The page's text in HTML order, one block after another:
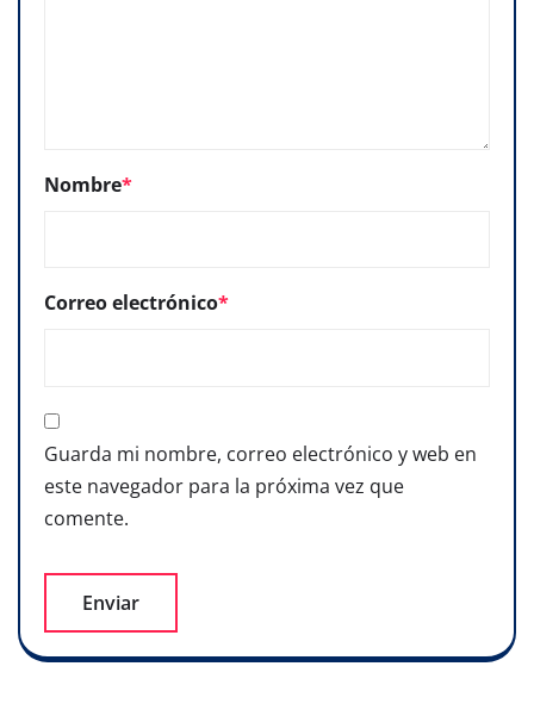
Nombre*
Correo electrónico*
Guarda mi nombre, correo electrónico y web en
este navegador para la próxima vez que
comente.